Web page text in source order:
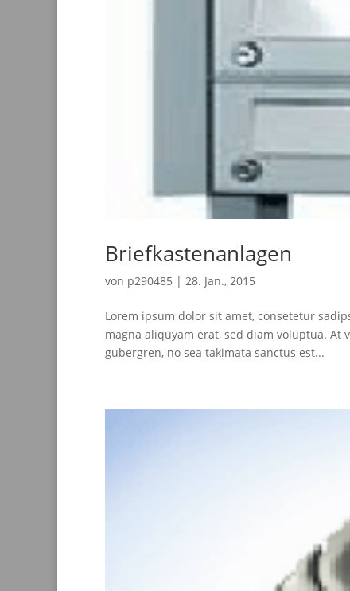
Briefkastenanlagen
von p290485 | 28. Jan., 2015
Lorem ipsum dolor sit amet, consetetur
magna aliquyam erat, sed diam voluptua. At
gubergren, no sea takimata sanctus est...